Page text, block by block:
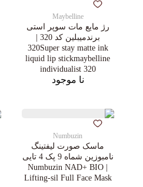
Maybelline
رژ مایع مات سوپر استی‌
320Super stay matte ink
liquid lip stickmaybelline
individualist 320
نا موجود
Numbuzin
ماسک صورت لیفتینگ
نامبوزین شماه 9 پک 4 تایی
| Numbuzin NAD+ BIO
Lifting-sil Full Face Mask